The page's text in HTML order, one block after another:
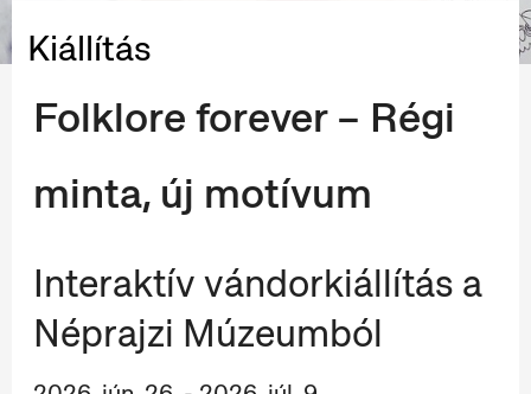
Kiállítás
Folklore forever – Régi
minta, új motívum
Interaktív vándorkiállítás a
Néprajzi Múzeumból